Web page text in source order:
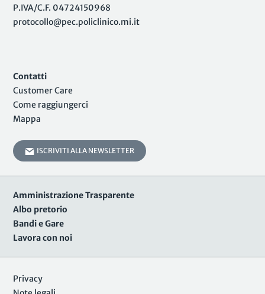
P.IVA/C.F. 04724150968
protocollo@pec.policlinico.mi.it
Contatti
Customer Care
Come raggiungerci
Mappa
ISCRIVITI ALLA NEWSLETTER
Amministrazione Trasparente
Albo pretorio
Bandi e Gare
Lavora con noi
Privacy